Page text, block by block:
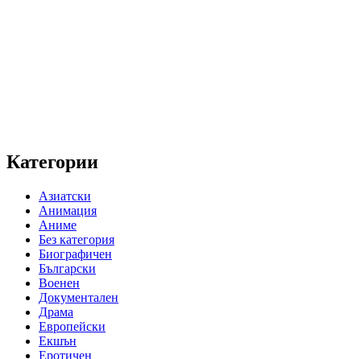
Категории
Азиатски
Анимация
Аниме
Без категория
Биографичен
Български
Военен
Документален
Драма
Европейски
Екшън
Еротичен